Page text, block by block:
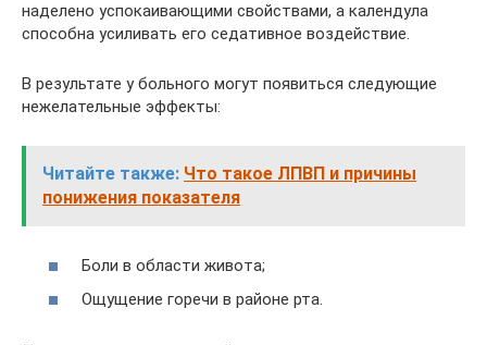
наделено успокаивающими свойствами, а календула
способна усиливать его седативное воздействие.
В результате у больного могут появиться следующие
нежелательные эффекты:
Читайте также: Что такое ЛПВП и причины
понижения показателя
Боли в области живота;
Ощущение горечи в районе рта.